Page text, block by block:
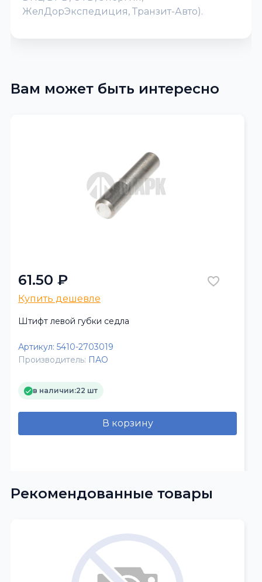
ЖелДорЭкспедиция, Транзит-Авто).
Вам может быть интересно
61.50 ₽
Купить дешевле
Штифт левой губки седла
Артикул: 5410-2703019
Производитель: ПАО
в наличии:22 шт
В корзину
Рекомендованные товары